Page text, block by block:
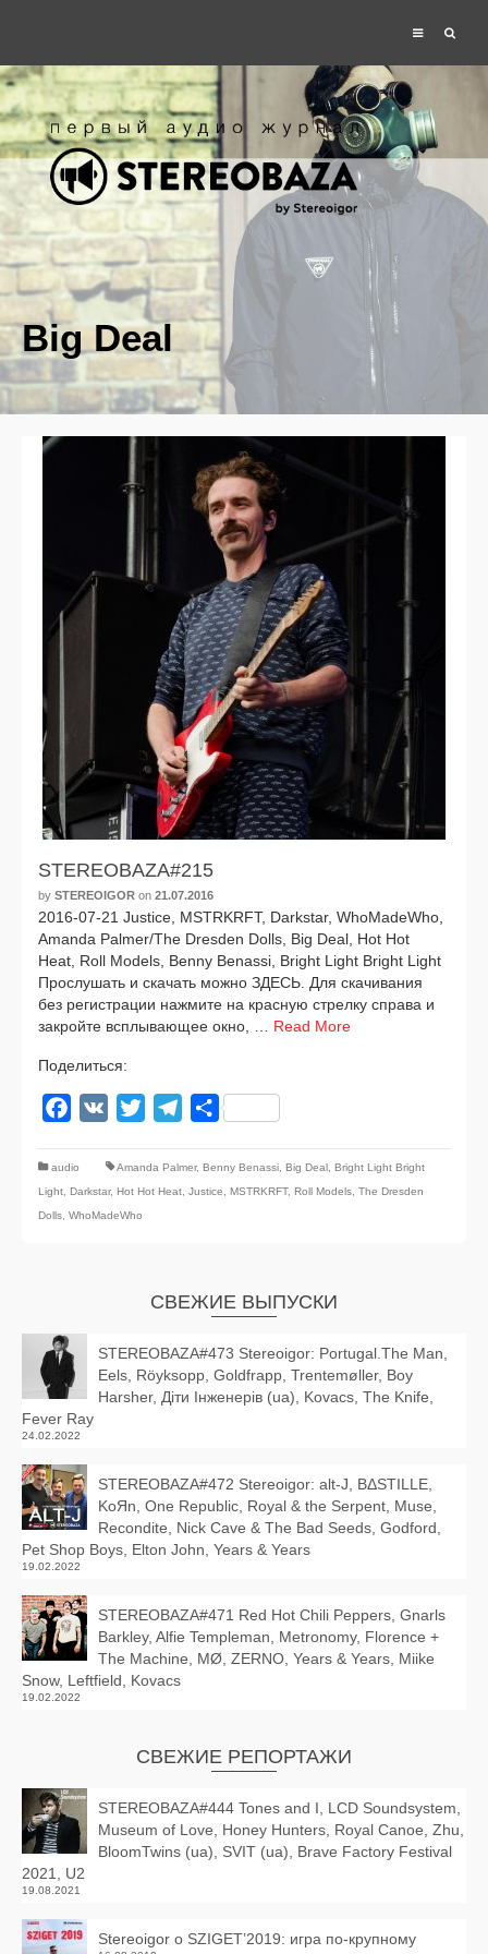
Big Deal
STEREOBAZA#215
by STEREOIGOR on 21.07.2016
2016-07-21 Justice, MSTRKRFT, Darkstar, WhoMadeWho,
Amanda Palmer/The Dresden Dolls, Big Deal, Hot Hot
Heat, Roll Models, Benny Benassi, Bright Light Bright Light
Прослушать и ска­чать мож­но ЗДЕСЬ. Для ска­чи­ва­ния
без реги­стра­ции нажми­те на крас­ную стрел­ку спра­ва и
закрой­те всплы­ва­ю­щее окно, … Read More
Поделиться:
Facebook
VK Twitter TelegramОтправить
audio Amanda Palmer, Benny Benassi Big Deal Bright Light Bright
Light Darkstar, Hot Hot Heat Justice MSTRKRFT, Roll Models The Dresden
Dolls WhoMadeWho
СВЕЖИЕ ВЫПУСКИ
STEREOBAZA#473 Stereoigor: Portugal.The Man,
Eels, Röyksopp, Goldfrapp, Trentemøller, Boy
Harsher, Діти Інженерів (ua), Kovacs, The Knife,
Fever Ray
24.02.2022
STEREOBAZA#472 Stereoigor: alt‑J, BΔSTILLE,
KoЯn, One Republic, Royal & the Serpent, Muse,
Recondite, Nick Cave & The Bad Seeds, Godford,
Pet Shop Boys, Elton John, Years & Years
19.02.2022
STEREOBAZA#471 Red Hot Chili Peppers, Gnarls
Barkley, Alfie Templeman, Metronomy, Florence +
The Machine, MØ, ZERNO, Years & Years, Miike
Snow, Leftfield, Kovacs
19.02.2022
СВЕЖИЕ РЕПОРТАЖИ
STEREOBAZA#444 Tones and I, LCD Soundsystem,
Museum of Love, Honey Hunters, Royal Canoe, Zhu,
BloomTwins (ua), SVIT (ua), Brave Factory Festival
2021, U2
19.08.2021
Stereoigor о SZIGET’2019: игра по-крупному